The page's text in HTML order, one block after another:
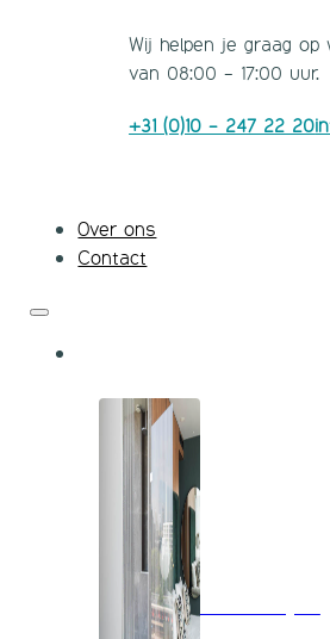
Wij helpen je graag op
van 08:00 - 17:00 uur.
+31 (0)10 - 247 22 20
Over ons
Contact